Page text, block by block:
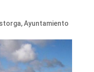
,Ayuntamiento